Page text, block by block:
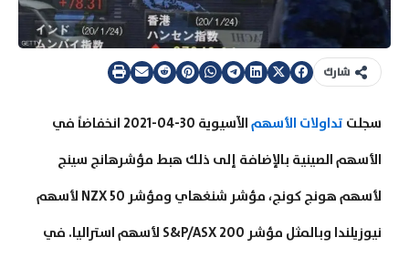
شارك
سجلت تداولات الأسهم
الآسيوية 30-04-2021 انخفاضاً في
الأسهم الصينية بالإضافة إلى ذلك هبط مؤشرهانج سينج
لأسهم هونج كونج، مؤشر شنغهاي ومؤشر NZX 50 لأسهم
نيوزيلندا وبالمثل مؤشر S&P/ASX 200 لأسهم استراليا. في